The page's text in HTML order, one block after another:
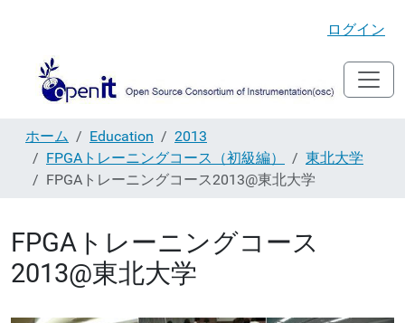
ログイン
ホーム Education
2013
FPGAトレーニングコース（初級編）
東北大学
FPGAトレーニングコース2013@東北大学
FPGAトレーニングコース
2013@東北大学